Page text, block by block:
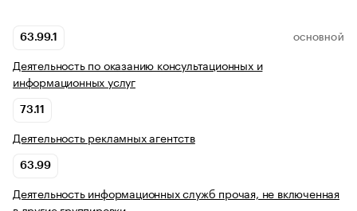
63.99.1 ОСНОВНОЙ
Деятельность по оказанию консультационных и
информационных услуг
73.11
Деятельность рекламных агентств
63.99
Деятельность информационных служб прочая, не включенная